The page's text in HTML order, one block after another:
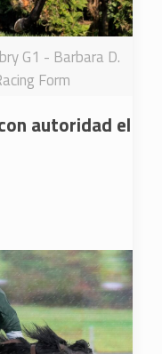
G1 - Barbara D.
Form
autoridad el